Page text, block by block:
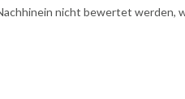
nicht bewertet werden,